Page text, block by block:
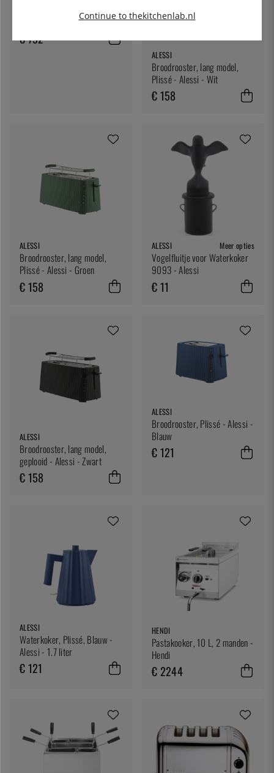
Bandtoaster, dubbel - Hendi
€ 792
ALESSI
Broodrooster, lang model,
Plissé - Alessi - Wit
€ 158
ALESSI
Broodrooster, lang model,
Plissé - Alessi - Groen
€ 158
ALESSI Meer opties
Vogelfluitje voor Waterkoker
9093 - Alessi
€ 11
ALESSI
Broodrooster, lang model,
geplooid - Alessi - Zwart
€ 158
ALESSI
Broodrooster, Plissé - Alessi -
Blauw
€ 121
ALESSI
Waterkoker, Plissé, Blauw -
Alessi - 1.7 liter
€ 121
HENDI
Pastakooker, 10 L, 2 manden -
Hendi
€ 2244
Continue to thekitchenlab.nl